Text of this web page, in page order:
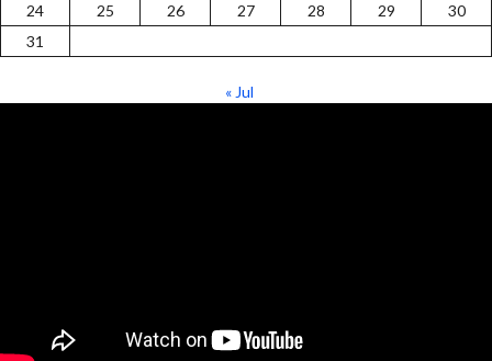
24
25 26 27 28 29
30
31
« Jul